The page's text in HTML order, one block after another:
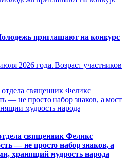
приглашают на конкурс
2026 года. Возраст участников
священник Феликс
— не просто набор знаков, а
хранящий мудрость народа